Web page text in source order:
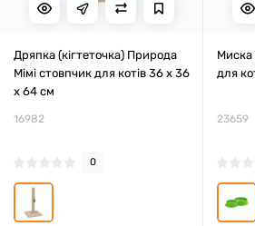
Дряпка (кігтеточка) Природа
Мімі стовпчик для котів 36 x 36
x 64 см
16982
0
Миска
для
23659